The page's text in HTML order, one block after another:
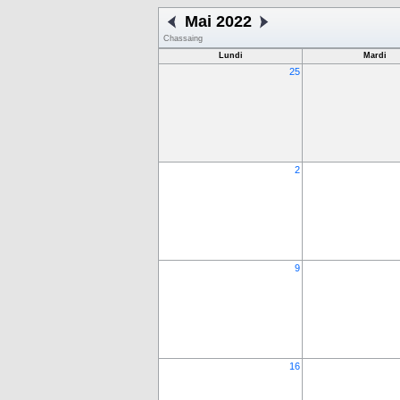
Mai 2022
Chassaing
Lundi
Mardi
25
2
9
16